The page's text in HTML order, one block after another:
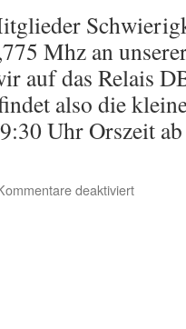
Mhz an
auf das Relais
also die
Uhr Orszeit
deaktiviertfür